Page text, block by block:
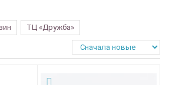
ТЦ «Дружба»